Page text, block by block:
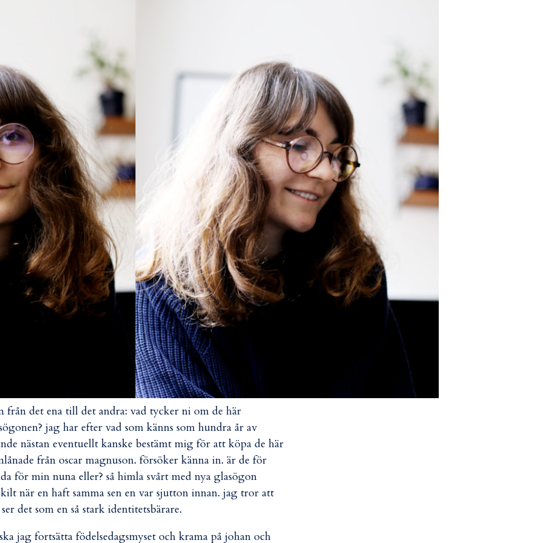
från det ena till det andra: vad tycker ni om de här
jag har efter vad som känns som hundra år av
nästan eventuellt kanske bestämt mig för att köpa de här
från oscar magnuson. försöker känna in. är de för
för min nuna eller? så himla svårt med nya glasögon
när en haft samma sen en var sjutton innan. jag tror att
det som en så stark identitetsbärare.
jag fortsätta födelsedagsmyset och krama på johan och